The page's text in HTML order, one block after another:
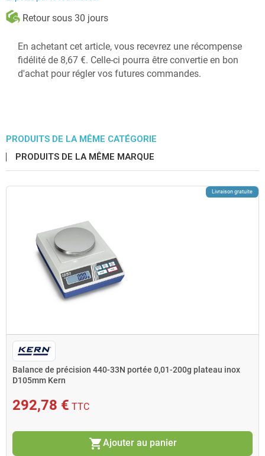
Retour sous 30 jours
En achetant cet article, vous recevrez une récompense
fidélité de 8,67 €. Celle-ci pourra être convertie en bon
d'achat pour régler vos futures commandes.
PRODUITS DE LA MÊME CATÉGORIE
PRODUITS DE LA MÊME MARQUE
Livraison gratuite
Balance de précision 440-33N portée 0,01-200g plateau inox
D105mm Kern
292,78 € TTC
shopping_cartAjouter au panier